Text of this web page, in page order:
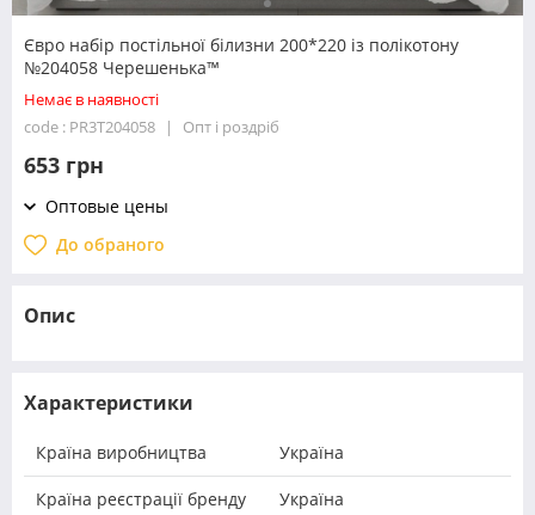
Євро набір постільної білизни 200*220 із полікотону
№204058 Черешенька™
Немає в наявності
code : PR3T204058
Опт і роздріб
653 грн
Оптовые цены
До обраного
Опис
Характеристики
Країна виробництва Україна
Країна реєстрації бренду Україна